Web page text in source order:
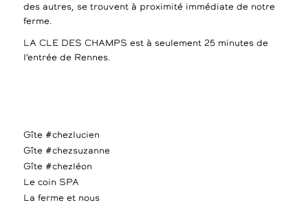
des autres, se trouvent à proximité immédiate de notre
ferme.
LA CLE DES CHAMPS est à seulement 25 minutes de
l’entrée de Rennes.
Gîte #chezlucien
Gîte #chezsuzanne
Gîte #chezléon
Le coin SPA
La ferme et nous